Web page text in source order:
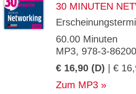
30 MINUTEN
60.00 Minuten
MP3, 978-3-
€ 16,90 (D) | €
Zum MP3